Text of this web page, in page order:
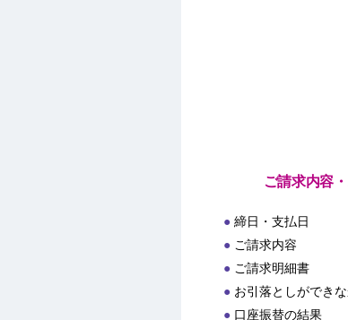
ご請求内容
締日・支払日
ご請求内容
ご請求明細書
お引落としができ
口座振替の結果